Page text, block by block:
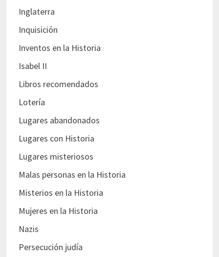
Inglaterra
Inquisición
Inventos en la Historia
Isabel II
Libros recomendados
Lotería
Lugares abandonados
Lugares con Historia
Lugares misteriosos
Malas personas en la Historia
Misterios en la Historia
Mujeres en la Historia
Nazis
Persecución judía